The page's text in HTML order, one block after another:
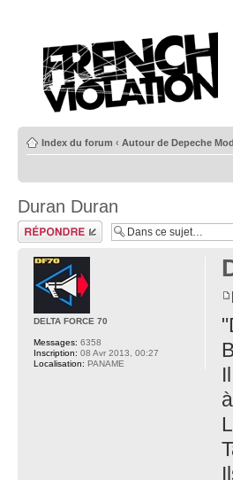
Index du forum ‹ Autour de Depeche
Duran Duran
Répondre
DELTA FORCE 70
Messages: 6358
Inscription: 08 Avr 2013, 00:27
Localisation: PANAME